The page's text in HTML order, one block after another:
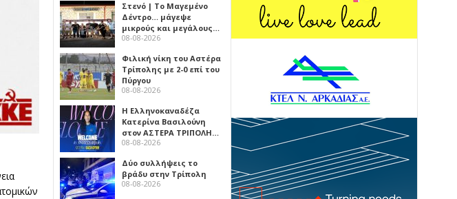
Στενό | Το Μαγεμένο
Δέντρο… μάγεψε
μικρούς και μεγάλους…
08-08-2026
Φιλική νίκη του Αστέρα
Τρίπολης με 2-0 επί του
Πύργου
08-08-2026
Η Ελληνοκαναδέζα
Κατερίνα Βασιλούνη
στον ΑΣΤΕΡΑ ΤΡΙΠΟΛΗ…
08-08-2026
Δύο συλλήψεις το
βράδυ στην Τρίπολη
08-08-2026